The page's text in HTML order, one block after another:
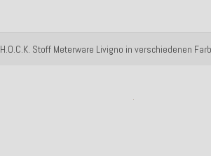
H.O.C.K. Stoff Meterware Livigno in verschiedenen